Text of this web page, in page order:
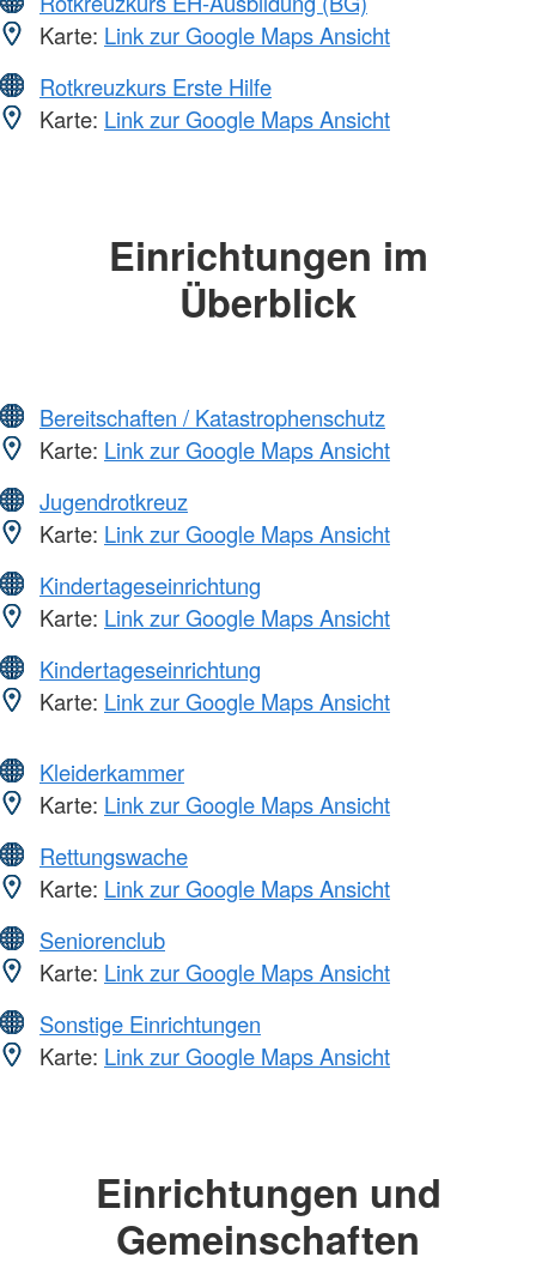
Karte: Link zur Google Maps Ansicht
Rotkreuzkurs Erste Hilfe
Karte: Link zur Google Maps Ansicht
Einrichtungen im
Überblick
Bereitschaften / Katastrophenschutz
Karte: Link zur Google Maps Ansicht
Jugendrotkreuz
Karte: Link zur Google Maps Ansicht
Kindertageseinrichtung
Karte: Link zur Google Maps Ansicht
Kindertageseinrichtung
Karte: Link zur Google Maps Ansicht
Kleiderkammer
Karte: Link zur Google Maps Ansicht
Rettungswache
Karte: Link zur Google Maps Ansicht
Seniorenclub
Karte: Link zur Google Maps Ansicht
Sonstige Einrichtungen
Karte: Link zur Google Maps Ansicht
Einrichtungen und
Gemeinschaften